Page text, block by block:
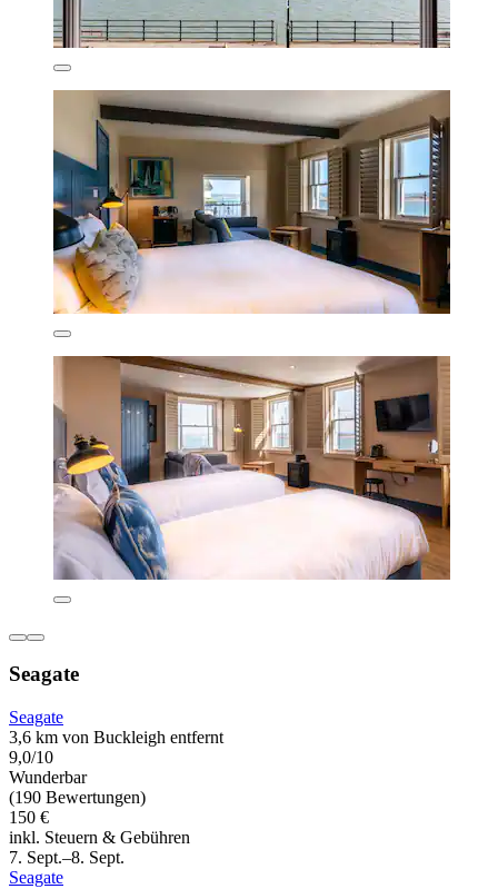
Seagate
Seagate
3,6 km von Buckleigh entfernt
9,0/10
Wunderbar
(190 Bewertungen)
150 €
inkl. Steuern & Gebühren
7. Sept.–8. Sept.
Seagate